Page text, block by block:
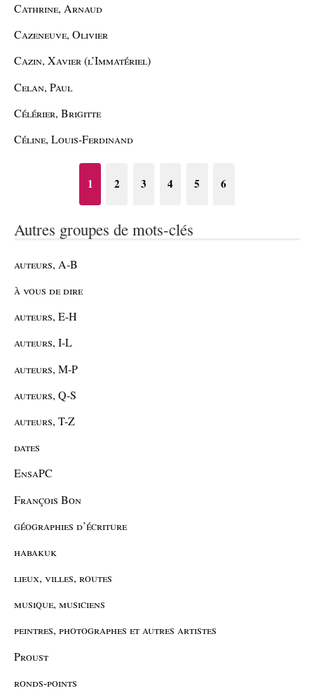
Cathrine, Arnaud
Cazeneuve, Olivier
Cazin, Xavier (l’Immatériel)
Celan, Paul
Célérier, Brigitte
Céline, Louis-Ferdinand
1 2 3 4 5 6
Autres groupes de mots-clés
auteurs, A-B
à vous de dire
auteurs, E-H
auteurs, I-L
auteurs, M-P
auteurs, Q-S
auteurs, T-Z
dates
EnsaPC
François Bon
géographies d’écriture
habakuk
lieux, villes, routes
musique, musiciens
peintres, photographes et autres artistes
Proust
ronds-points